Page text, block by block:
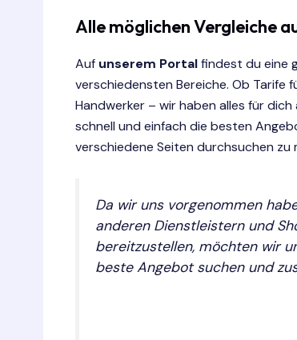
Alle möglichen Vergleiche
Auf unserem Portalfindest du eine
verschiedensten Bereiche. Ob Tarife
Handwerker – wir haben alles für
schnell und einfach die besten
verschiedene Seiten durchsuchen zu
Da wir uns vorgenommen
anderen Dienstleistern und
bereitzustellen, möchten wir
beste Angebot suchen und